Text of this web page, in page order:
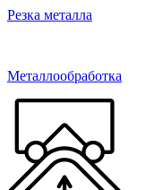
Резка металла
Металлообработка